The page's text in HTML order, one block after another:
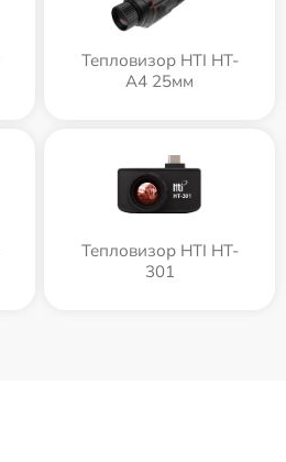
Тепловизор HTI HT-
A4 25мм
Тепловизор HTI HT-
301